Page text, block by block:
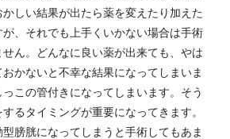
しい結果が出たら薬を変えたり加えた
が、それでも上手くいかない場合は手術
ん。どんなに良い薬が出来ても、やは
かないと不幸な結果になってしまいま
この管付きになってしまいます。そう
るタイミングが重要になってきます。
膀胱になってしまうと手術してもあま